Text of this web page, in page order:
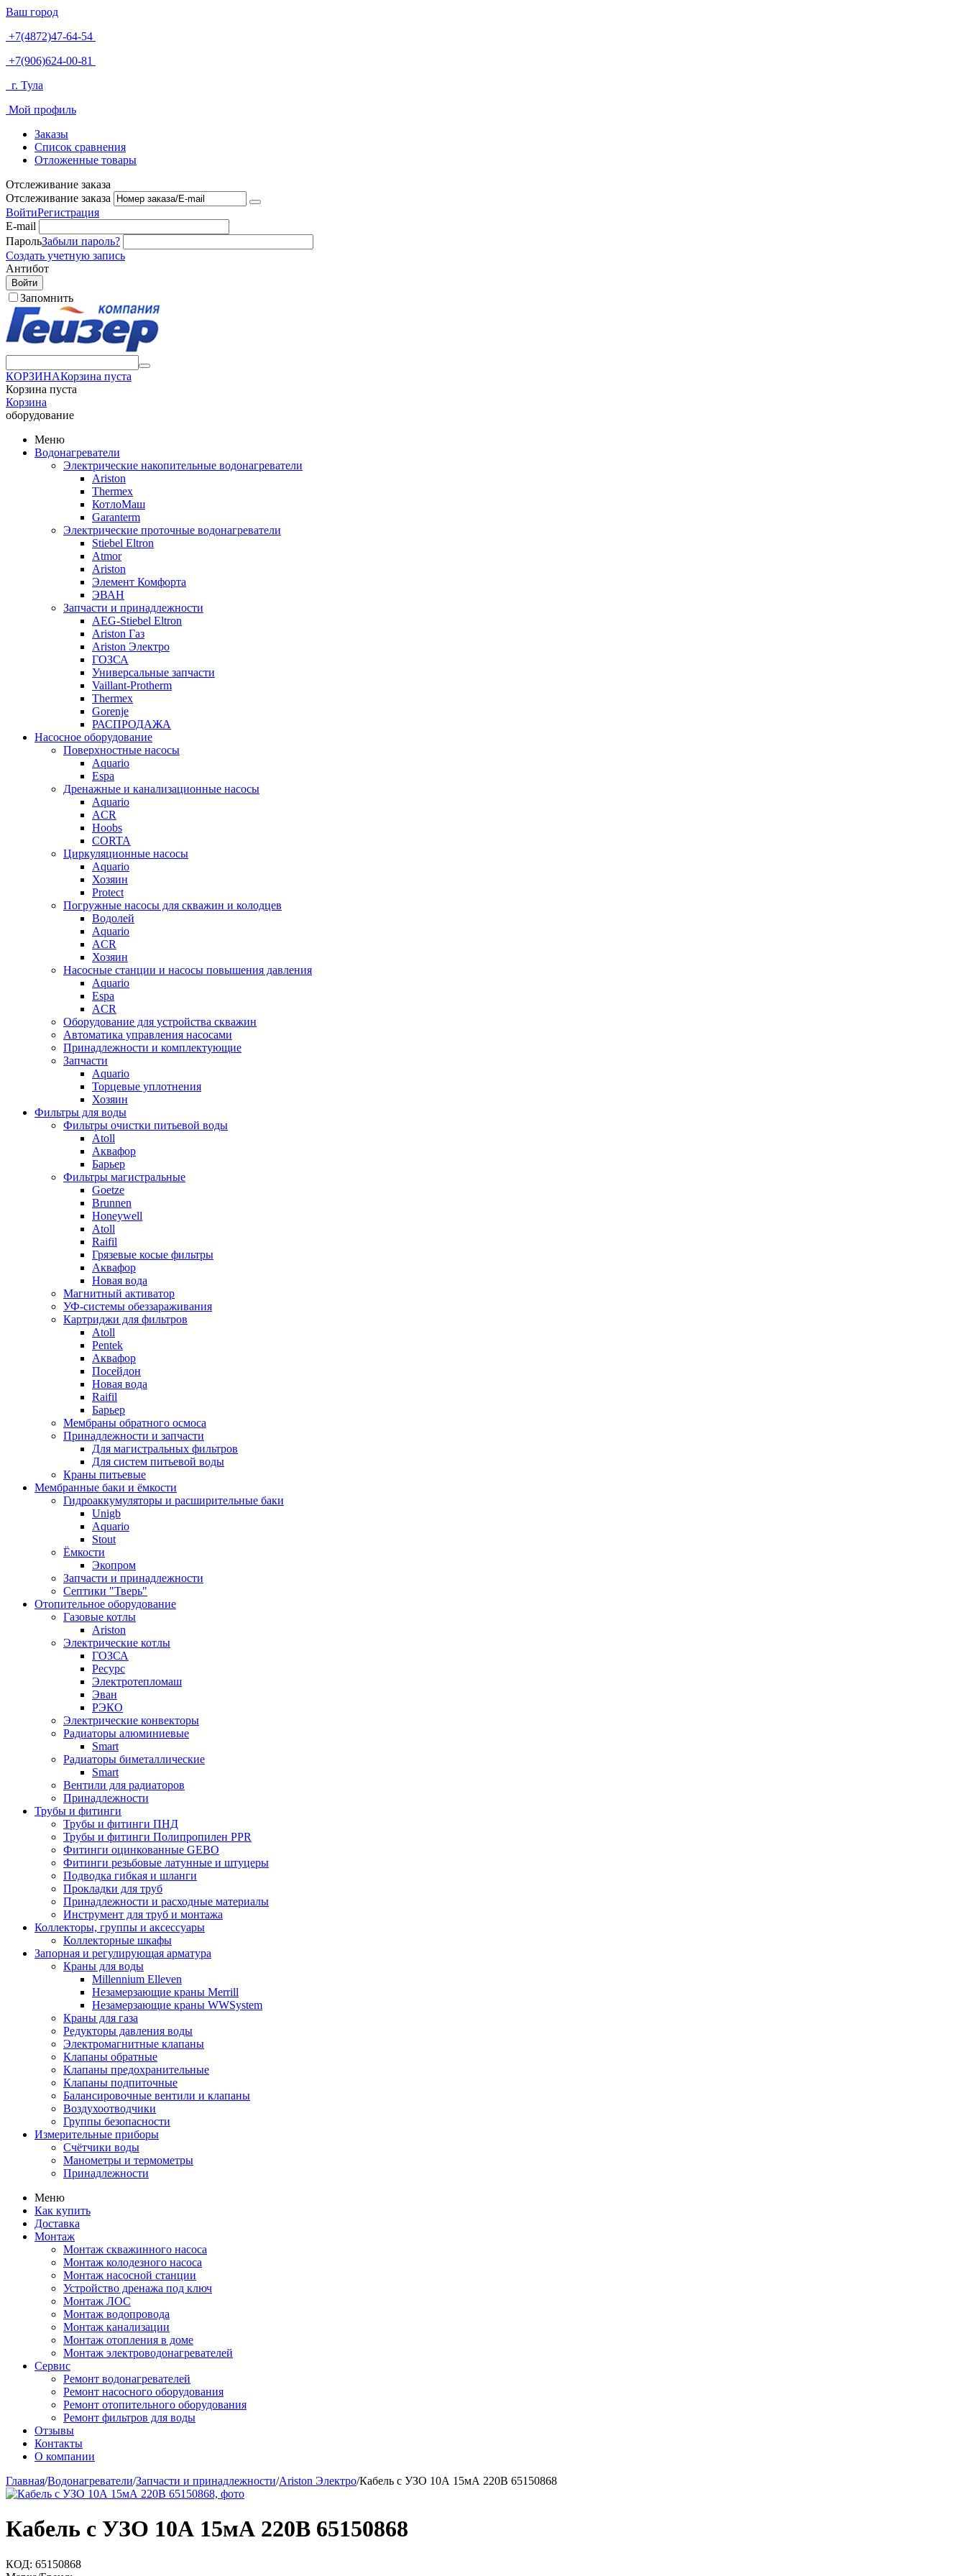
Ваш город
+7(4872)47-64-54
+7(906)624-00-81
г. Тула
Мой профиль
Заказы
Список сравнения
Отложенные товары
Отслеживание заказа
Отслеживание заказа
ВойтиРегистрация
E-mail
ПарольЗабыли пароль?
Создать учетную запись
Антибот
Войти
Запомнить
КОРЗИНАКорзина пуста
Корзина пуста
Корзина
оборудование
Меню
Водонагреватели
Электрические накопительные водонагреватели
Ariston
Thermex
КотлоМаш
Garanterm
Электрические проточные водонагреватели
Stiebel Eltron
Atmor
Ariston
Элемент Комфорта
ЭВАН
Запчасти и принадлежности
AEG-Stiebel Eltron
Ariston Газ
Ariston Электро
ГОЗСА
Универсальные запчасти
Vaillant-Protherm
Thermex
Gorenje
РАСПРОДАЖА
Насосное оборудование
Поверхностные насосы
Aquario
Espa
Дренажные и канализационные насосы
Aquario
ACR
Hoobs
CORTA
Циркуляционные насосы
Aquario
Хозяин
Protect
Погружные насосы для скважин и колодцев
Водолей
Aquario
ACR
Хозяин
Насосные станции и насосы повышения давления
Aquario
Espa
ACR
Оборудование для устройства скважин
Автоматика управления насосами
Принадлежности и комплектующие
Запчасти
Aquario
Торцевые уплотнения
Хозяин
Фильтры для воды
Фильтры очистки питьевой воды
Atoll
Аквафор
Барьер
Фильтры магистральные
Goetze
Brunnen
Honeywell
Atoll
Raifil
Грязевые косые фильтры
Аквафор
Новая вода
Магнитный активатор
УФ-системы обеззараживания
Картриджи для фильтров
Atoll
Pentek
Аквафор
Посейдон
Новая вода
Raifil
Барьер
Мембраны обратного осмоса
Принадлежности и запчасти
Для магистральных фильтров
Для систем питьевой воды
Краны питьевые
Мембранные баки и ёмкости
Гидроаккумуляторы и расширительные баки
Unigb
Aquario
Stout
Ёмкости
Экопром
Запчасти и принадлежности
Септики "Тверь"
Отопительное оборудование
Газовые котлы
Ariston
Электрические котлы
ГОЗСА
Ресурс
Электротепломаш
Эван
РЭКО
Электрические конвекторы
Радиаторы алюминиевые
Smart
Радиаторы биметаллические
Smart
Вентили для радиаторов
Принадлежности
Трубы и фитинги
Трубы и фитинги ПНД
Трубы и фитинги Полипропилен PPR
Фитинги оцинкованные GEBO
Фитинги резьбовые латунные и штуцеры
Подводка гибкая и шланги
Прокладки для труб
Принадлежности и расходные материалы
Инструмент для труб и монтажа
Коллекторы, группы и аксессуары
Коллекторные шкафы
Запорная и регулирующая арматура
Краны для воды
Millennium Elleven
Незамерзающие краны Merrill
Незамерзающие краны WWSystem
Краны для газа
Редукторы давления воды
Электромагнитные клапаны
Клапаны обратные
Клапаны предохранительные
Клапаны подпиточные
Балансировочные вентили и клапаны
Воздухоотводчики
Группы безопасности
Измерительные приборы
Счётчики воды
Манометры и термометры
Принадлежности
Меню
Как купить
Доставка
Монтаж
Монтаж скважинного насоса
Монтаж колодезного насоса
Монтаж насосной станции
Устройство дренажа под ключ
Монтаж ЛОС
Монтаж водопровода
Монтаж канализации
Монтаж отопления в доме
Монтаж электроводонагревателей
Сервис
Ремонт водонагревателей
Ремонт насосного оборудования
Ремонт отопительного оборудования
Ремонт фильтров для воды
Отзывы
Контакты
О компании
Главная/Водонагреватели/Запчасти и принадлежности/Ariston Электро/Кабель с УЗО 10А 15мА 220В 65150868
Кабель с УЗО 10А 15мА 220В 65150868
КОД: 65150868